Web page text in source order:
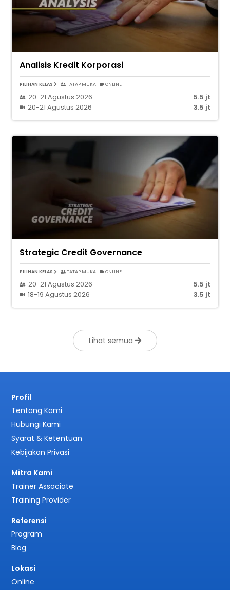
Analisis Kredit Korporasi
PILIHAN KELAS TATAP MUKA ONLINE
20-21 Agustus 2026
5.5 jt
20-21 Agustus 2026
3.5 jt
Strategic Credit Governance
PILIHAN KELAS TATAP MUKA ONLINE
20-21 Agustus 2026
5.5 jt
18-19 Agustus 2026
3.5 jt
Lihat semua
Profil
Tentang Kami
Hubungi Kami
Syarat & Ketentuan
Kebijakan Privasi
Mitra Kami
Trainer Associate
Training Provider
Referensi
Program
Blog
Lokasi
Online